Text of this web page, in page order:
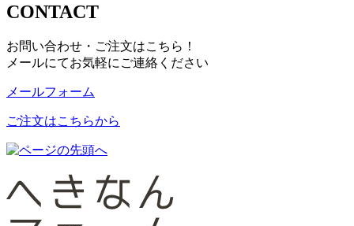
CONTACT
お問い合わせ・ご注文はこちら！
メールにてお気軽にご連絡ください
メールフォーム
ご注文はこちらから